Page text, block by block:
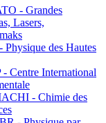
- Grandes
Lasers,
des Hautes
Centre International
- Chimie des